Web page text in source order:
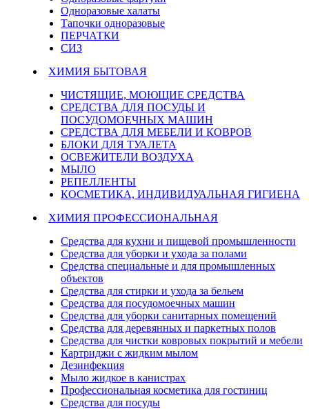
Одноразовые халаты
Тапочки одноразовые
ПЕРЧАТКИ
СИЗ
ХИМИЯ БЫТОВАЯ
ЧИСТЯЩИЕ, МОЮЩИЕ СРЕДСТВА
СРЕДСТВА ДЛЯ ПОСУДЫ И
ПОСУДОМОЕЧНЫХ МАШИН
СРЕДСТВА ДЛЯ МЕБЕЛИ И КОВРОВ
БЛОКИ ДЛЯ ТУАЛЕТА
ОСВЕЖИТЕЛИ ВОЗДУХА
МЫЛО
РЕПЕЛЛЕНТЫ
КОСМЕТИКА, ИНДИВИДУАЛЬНАЯ ГИГИЕНА
ХИМИЯ ПРОФЕССИОНАЛЬНАЯ
Средства для кухни и пищевой промышленности
Средства для уборки и ухода за полами
Средства специальные и для промышленных
объектов
Средства для стирки и ухода за бельем
Средства для посудомоечных машин
Средства для уборки санитарных помещений
Средства для деревянных и паркетных полов
Средства для чистки ковровых покрытий и мебели
Картриджи с жидким мылом
Дезинфекция
Мыло жидкое в канистрах
Профессиональная косметика для гостиниц
Средства для посуды